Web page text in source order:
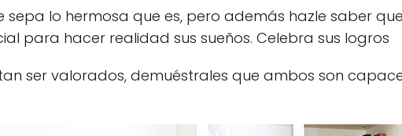
sepa lo hermosa que es, pero además hazle saber
para hacer realidad sus sueños. Celebra sus logros
ser valorados, demuéstrales que ambos son